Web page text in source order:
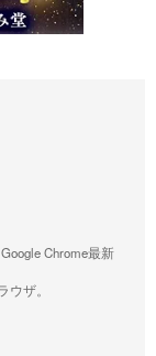
Chrome最新
ザ。